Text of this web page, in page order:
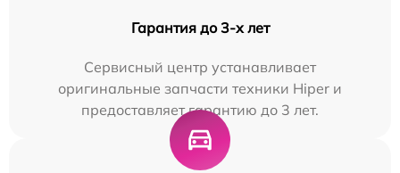
Гарантия до 3-х лет
Сервисный центр устанавливает
оригинальные запчасти техники Hiper и
предоставляет гарантию до 3 лет.